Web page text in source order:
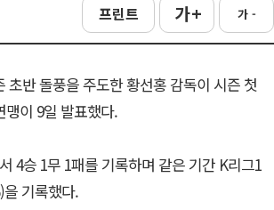
프린트 가 + 가 -
반 돌풍을 주도한 황선홍 감독이 시즌 첫
이 9일 발표했다.
4승 1무 1패를 기록하며 같은 기간 K리그1
기록했다.